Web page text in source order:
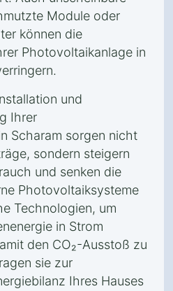
Module oder
können die
Photovoltaikanlage in
und
Ihrer
Scharam sorgen nicht
sondern steigern
und senken die
Photovoltaiksysteme
Technologien, um
in Strom
den CO₂-Ausstoß zu
sie zur
Ihres Hauses